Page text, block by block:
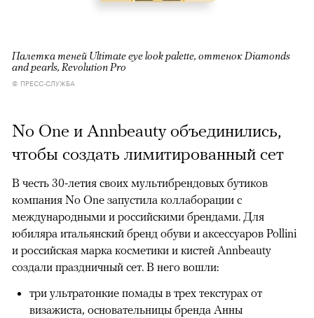
Палетка теней Ultimate eye look palette, оттенок Diamonds
and pearls, Revolution Pro
© ПРЕСС-СЛУЖБА
No One и Annbeauty объединились,
чтобы создать лимитированный сет
В честь 30-летия своих мультибрендовых бутиков
компания No One запустила коллаборации с
международными и российскими брендами. Для
юбиляра итальянский бренд обуви и аксессуаров Pollini
и российская марка косметики и кистей Annbeauty
создали праздничный сет. В него вошли:
три ультратонкие помады в трех текстурах от
визажиста, основательницы бренда Анны